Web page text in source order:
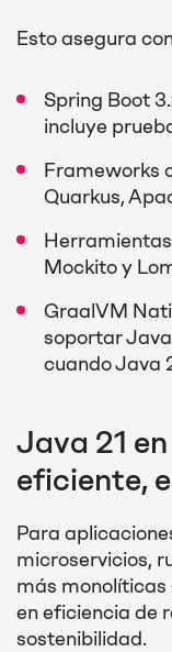
Esto asegura
Spring Boot
incluye
Frameworks
Quarkus,
Mockito y
GraalVM
soportar Java
cuando Java
Java 21
eficiente,
Para
microservicios,
más
en eficiencia de
sostenibilidad.